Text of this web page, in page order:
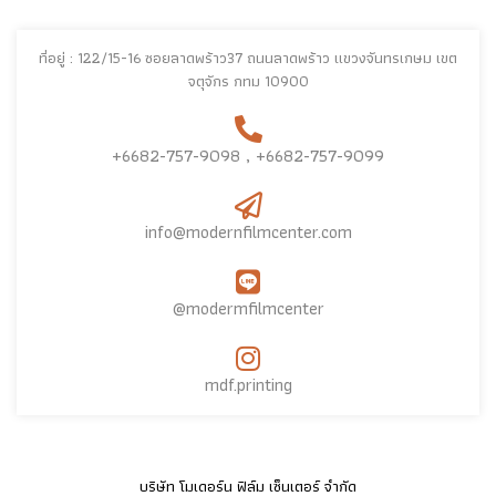
ที่อยู่ : 122/15-16 ซอยลาดพร้าว37 ถนนลาดพร้าว แขวงจันทรเกษม เขต
จตุจักร กทม 10900
+6682-757-9098 , +6682-757-9099
info@modernfilmcenter.com
@modermfilmcenter
mdf.printing
บริษัท โมเดอร์น ฟิล์ม เซ็นเตอร์ จำกัด